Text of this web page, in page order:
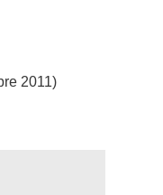
2011)